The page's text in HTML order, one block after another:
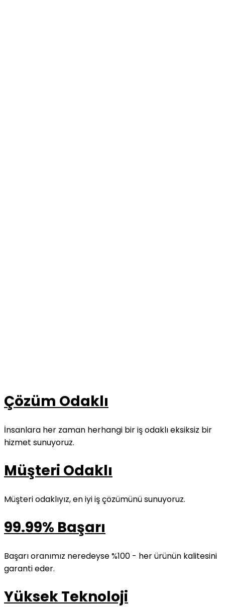
Çözüm Odaklı
İnsanlara her zaman herhangi bir iş odaklı eksiksiz bir
hizmet sunuyoruz.
Müşteri Odaklı
Müşteri odaklıyız, en iyi iş çözümünü sunuyoruz.
99.99% Başarı
Başarı oranımız neredeyse %100 - her ürünün kalitesini
garanti eder.
Yüksek Teknoloji